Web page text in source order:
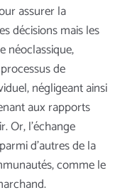
assurer la
décisions mais les
néoclassique,
de
négligeant ainsi
aux rapports
Or, l’échange
d’autres de la
comme le